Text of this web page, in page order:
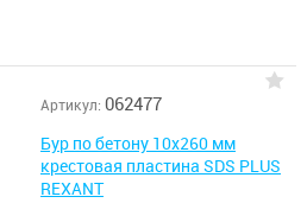
Артикул: 062477
Бур по бетону 10х260 мм
крестовая пластина SDS PLUS
REXANT